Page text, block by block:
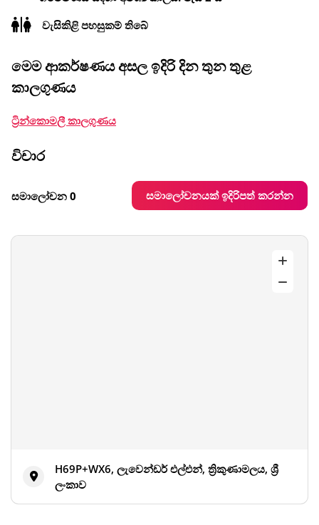
වැසිකිළි පහසුකම් තිබේ
මෙම ආකර්ෂණය අසල ඉදිරි දින තුන තුළ
කාලගුණය
ට්‍රින්කොමලී කාලගුණය
විචාර
සමාලෝචන 0 සමාලෝචනයක් ඉදිරිපත් කරන්න
H69P+WX6, ලැවෙන්ඩර් එල්එන්, ත්‍රිකුණාමලය, ශ්‍රී
ලංකාව